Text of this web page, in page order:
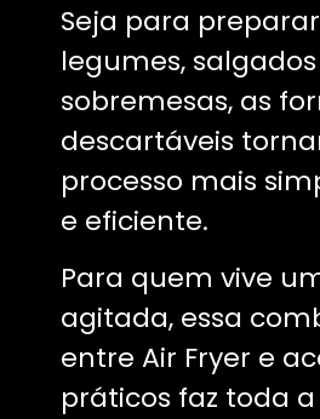
Seja para
legumes,
sobremesas, as
descartáveis
processo mais
e eficiente.
Para quem vive
agitada, essa
entre Air Fryer e
práticos faz toda